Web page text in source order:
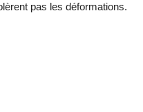
pas les déformations.